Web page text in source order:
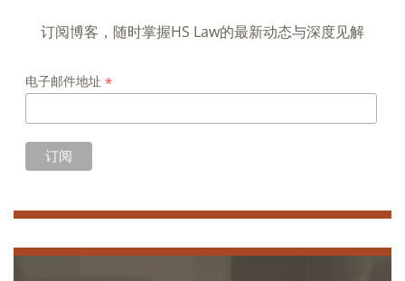
订阅博客，随时掌握HS Law的最新动态与深度见解
电子邮件地址 *